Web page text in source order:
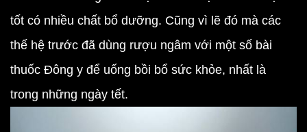
tốt có nhiều chất bổ dưỡng. Cũng vì lẽ đó mà các
thế hệ trước đã dùng rượu ngâm với một số bài
thuốc Đông y để uống bồi bổ sức khỏe, nhất là
trong những ngày tết.